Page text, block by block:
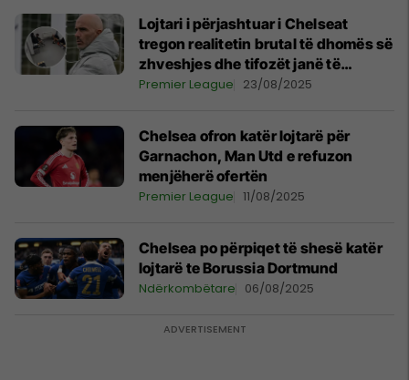
Lojtari i përjashtuar i Chelseat
tregon realitetin brutal të dhomës së
zhveshjes dhe tifozët janë të
tërbuar
Premier League 23/08/2025
Chelsea ofron katër lojtarë për
Garnachon, Man Utd e refuzon
menjëherë ofertën
Premier League 11/08/2025
Chelsea po përpiqet të shesë katër
lojtarë te Borussia Dortmund
Ndërkombëtare 06/08/2025